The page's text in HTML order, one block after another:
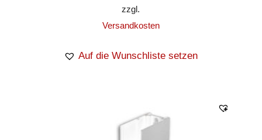
zzgl.
Versandkosten
Auf die Wunschliste setzen